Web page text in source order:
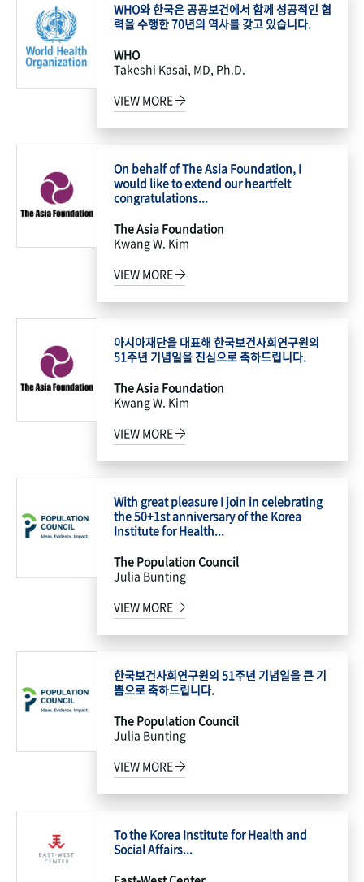
WHO와 한국은 공공보건에서 함께 성공적인 협
력을 수행한 70년의 역사를 갖고 있습니다.
WHO
Takeshi Kasai, MD, Ph.D.
VIEW MORE
On behalf of The Asia Foundation, I
would like to extend our heartfelt
congratulations...
The Asia Foundation
Kwang W. Kim
VIEW MORE
아시아재단을 대표해 한국보건사회연구원의
51주년 기념일을 진심으로 축하드립니다.
The Asia Foundation
Kwang W. Kim
VIEW MORE
With great pleasure I join in celebrating
the 50+1st anniversary of the Korea
Institute for Health...
The Population Council
Julia Bunting
VIEW MORE
한국보건사회연구원의 51주년 기념일을 큰 기
쁨으로 축하드립니다.
The Population Council
Julia Bunting
VIEW MORE
To the Korea Institute for Health and
Social Affairs...